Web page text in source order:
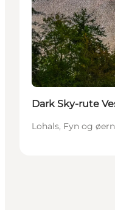
Dark Sky-rute
Lohals, Fyn og